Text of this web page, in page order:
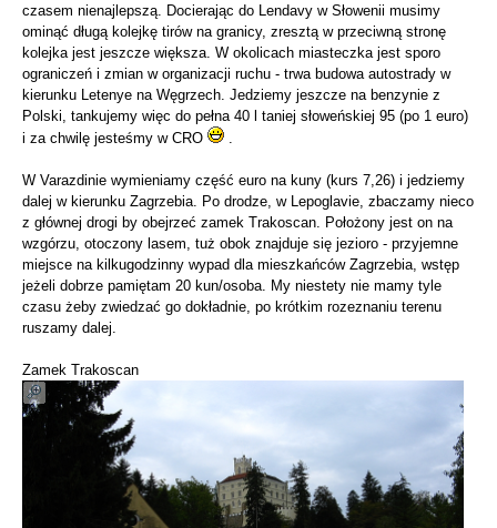
czasem nienajlepszą. Docierając do Lendavy w Słowenii musimy
ominąć długą kolejkę tirów na granicy, zresztą w przeciwną stronę
kolejka jest jeszcze większa. W okolicach miasteczka jest sporo
ograniczeń i zmian w organizacji ruchu - trwa budowa autostrady w
kierunku Letenye na Węgrzech. Jedziemy jeszcze na benzynie z
Polski, tankujemy więc do pełna 40 l taniej słoweńskiej 95 (po 1 euro)
i za chwilę jesteśmy w CRO
W Varazdinie wymieniamy część euro na kuny (kurs 7,26) i jedziemy
dalej w kierunku Zagrzebia. Po drodze, w Lepoglavie, zbaczamy nieco
z głównej drogi by obejrzeć zamek Trakoscan. Położony jest on na
wzgórzu, otoczony lasem, tuż obok znajduje się jezioro - przyjemne
miejsce na kilkugodzinny wypad dla mieszkańców Zagrzebia, wstęp
jeżeli dobrze pamiętam 20 kun/osoba. My niestety nie mamy tyle
czasu żeby zwiedzać go dokładnie, po krótkim rozeznaniu terenu
ruszamy dalej.
Zamek Trakoscan